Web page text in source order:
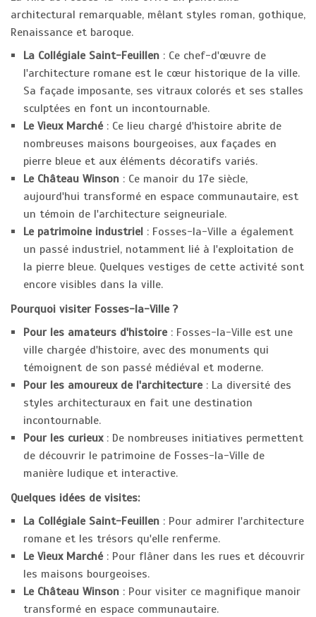
architectural remarquable, mêlant styles roman, gothique,
Renaissance et baroque.
La Collégiale Saint-Feuillen : Ce chef-d'œuvre de
l'architecture romane est le cœur historique de la ville.
Sa façade imposante, ses vitraux colorés et ses stalles
sculptées en font un incontournable.
Le Vieux Marché: Ce lieu chargé d'histoire abrite de
nombreuses maisons bourgeoises, aux façades en
pierre bleue et aux éléments décoratifs variés.
Le Château Winson : Ce manoir du 17e siècle,
aujourd'hui transformé en espace communautaire, est
un témoin de l'architecture seigneuriale.
Le patrimoine industriel : Fosses-la-Ville a également
un passé industriel, notamment lié à l'exploitation de
la pierre bleue. Quelques vestiges de cette activité sont
encore visibles dans la ville.
Pourquoi visiter Fosses-la-Ville ?
Pour les amateurs d'histoire: Fosses-la-Ville est une
ville chargée d'histoire, avec des monuments qui
témoignent de son passé médiéval et moderne.
Pour les amoureux de l'architecture: La diversité des
styles architecturaux en fait une destination
incontournable.
Pour les curieux: De nombreuses initiatives permettent
de découvrir le patrimoine de Fosses-la-Ville de
manière ludique et interactive.
Quelques idées de visites:
La Collégiale Saint-Feuillen : Pour admirer l'architecture
romane et les trésors qu'elle renferme.
Le Vieux Marché: Pour flâner dans les rues et découvrir
les maisons bourgeoises.
Le Château Winson : Pour visiter ce magnifique manoir
transformé en espace communautaire.